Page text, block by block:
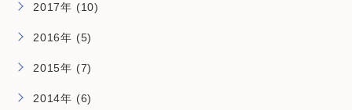
2017年 (10)
2016年 (5)
2015年 (7)
2014年 (6)